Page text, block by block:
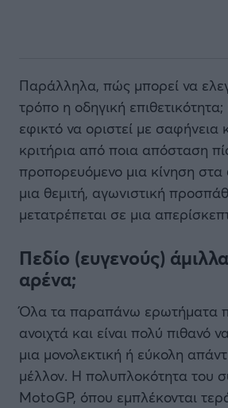
Παράλληλα, πώς μπορεί να
τρόπο η οδηγική επιθετικότητα;
εφικτό να οριστεί με σαφήνεια
κριτήρια από ποια απόσταση
προπορευόμενο μια κίνηση
μια θεμιτή, αγωνιστική
μετατρέπεται σε μια
Πεδίο (ευγενούς)
αρένα;
Όλα τα παραπάνω ερωτήματα
ανοιχτά και είναι πολύ πιθανό
μια μονολεκτική ή εύκολη
μέλλον. Η πολυπλοκότητα του
MotoGP, όπου εμπλέκονται